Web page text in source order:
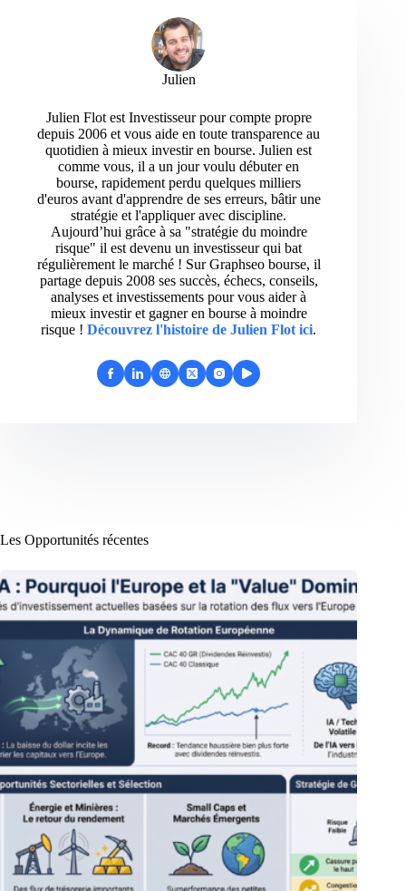
Julien
Julien Flot est Investisseur pour compte propre
depuis 2006 et vous aide en toute transparence au
quotidien à mieux investir en bourse. Julien est
comme vous, il a un jour voulu débuter en
bourse, rapidement perdu quelques milliers
d'euros avant d'apprendre de ses erreurs, bâtir une
stratégie et l'appliquer avec discipline.
Aujourd’hui grâce à sa "stratégie du moindre
risque" il est devenu un investisseur qui bat
régulièrement le marché ! Sur Graphseo bourse, il
partage depuis 2008 ses succès, échecs, conseils,
analyses et investissements pour vous aider à
mieux investir et gagner en bourse à moindre
risque ! Découvrez l'histoire de Julien Flot ici.
Les Opportunités récentes